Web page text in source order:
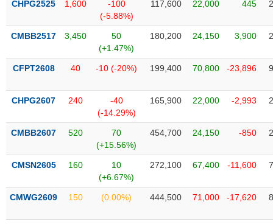
Tâm
thị
trường
CHPG2525 1,600
-100
(-5.88%)
117,600 22,000 445
CMBB2517 3,450
50
(+1.47%)
180,200 24,150 3,900
CFPT2608 40 -10 (-20%) 199,400 70,800 -23,896
CHPG2607 240
-40
(-14.29%)
165,900 22,000 -2,993
CMBB2607 520
70
(+15.56%)
454,700 24,150 -850
CMSN2605 160
10
(+6.67%)
272,100 67,400 -11,600
CMWG2609 150 (0.00%) 444,500 71,000 -17,620
DÙNG
THIẾT
YẾU
TIÊU
THIẾT
YẾU